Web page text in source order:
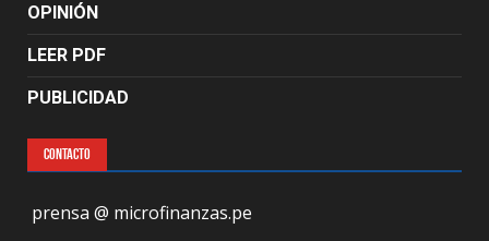
OPINIÓN
LEER PDF
PUBLICIDAD
CONTACTO
prensa @ microfinanzas.pe